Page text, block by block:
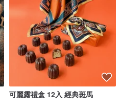
可麗露禮盒 12入 經典斑馬